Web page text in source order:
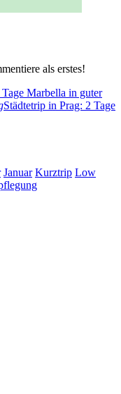
als erstes!
Marbella in guter
Städtetrip in Prag: 2 Tage
Januar Kurztrip Low